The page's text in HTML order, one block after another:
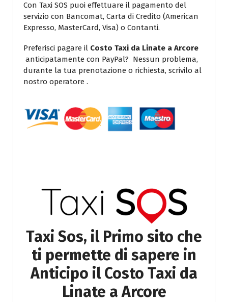
Con Taxi SOS puoi effettuare il pagamento del
servizio con Bancomat, Carta di Credito (American
Expresso, MasterCard, Visa) o Contanti.
Preferisci pagare il Costo Taxi da Linate a Arcore
anticipatamente con PayPal? Nessun problema,
durante la tua prenotazione o richiesta, scrivilo al
nostro operatore .
Taxi Sos, il Primo sito che
ti permette di sapere in
Anticipo il Costo Taxi da
Linate a Arcore